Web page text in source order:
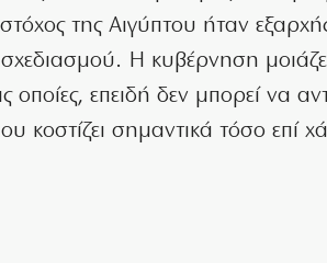
της Αιγύπτου ήταν
Η κυβέρνηση
τις οποίες, επειδή δεν μπορεί να
κοστίζει σημαντικά τόσο επί